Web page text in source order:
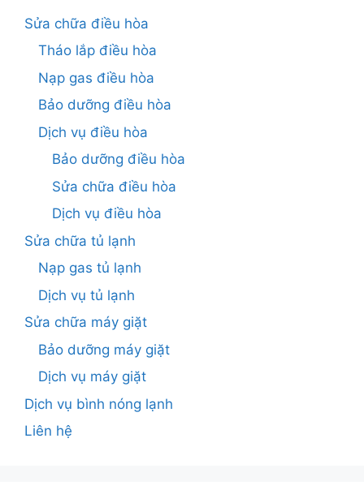
Sửa chữa điều hòa
Tháo lắp điều hòa
Nạp gas điều hòa
Bảo dưỡng điều hòa
Dịch vụ điều hòa
Bảo dưỡng điều hòa
Sửa chữa điều hòa
Dịch vụ điều hòa
Sửa chữa tủ lạnh
Nạp gas tủ lạnh
Dịch vụ tủ lạnh
Sửa chữa máy giặt
Bảo dưỡng máy giặt
Dịch vụ máy giặt
Dịch vụ bình nóng lạnh
Liên hệ